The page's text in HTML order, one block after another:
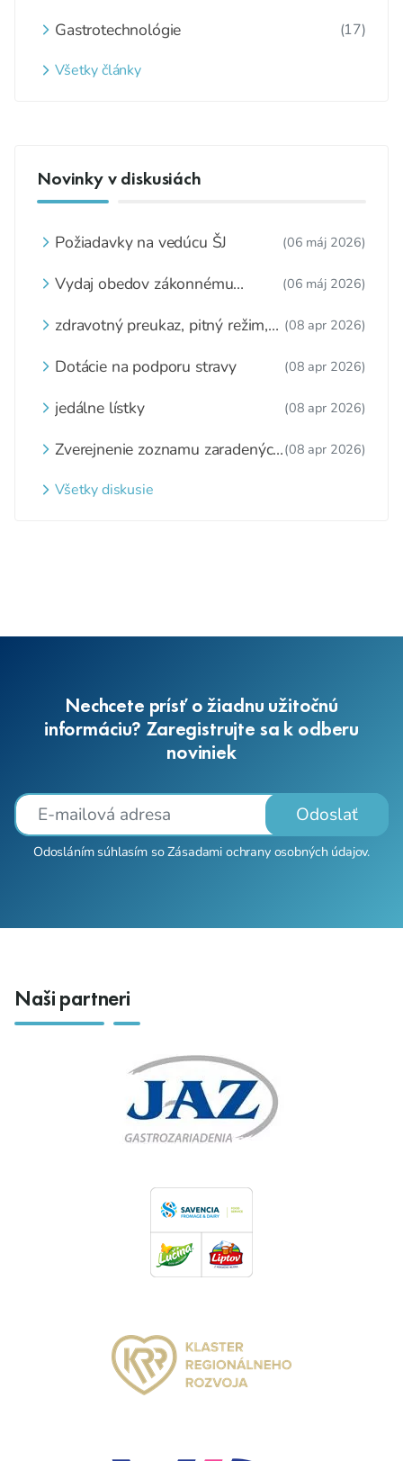
Gastrotechnológie (17)
Všetky články
Novinky v diskusiách
Požiadavky na vedúcu ŠJ (06 máj 2026)
Vydaj obedov zákonnému
(06 máj 2026)
zdravotný preukaz, pitný režim,
(08 apr 2026)
Dotácie na podporu stravy (08 apr 2026)
jedálne lístky (08 apr 2026)
Zverejnenie zoznamu zaradených
webovom sídle
(08 apr 2026)
Všetky diskusie
Nechcete prísť o žiadnu užitočnú
informáciu? Zaregistrujte sa k odberu
noviniek
Odoslať
Odosláním súhlasím soZásadami ochrany osobných údajov.
Naši partneri